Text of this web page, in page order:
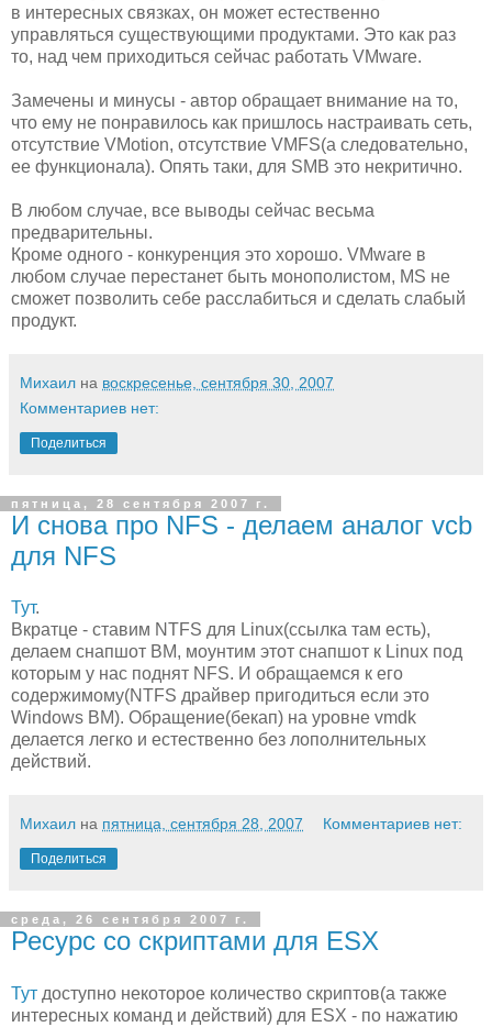
в интересных связках, он может естественно
управляться существующими продуктами. Это как раз
то, над чем приходиться сейчас работать VMware.
Замечены и минусы - автор обращает внимание на то,
что ему не понравилось как пришлось настраивать сеть,
отсутствие VMotion, отсутствие VMFS(а следовательно,
ее функционала). Опять таки, для SMB это некритично.
В любом случае, все выводы сейчас весьма
предварительны.
Кроме одного - конкуренция это хорошо. VMware в
любом случае перестанет быть монополистом, MS не
сможет позволить себе расслабиться и сделать слабый
продукт.
Михаил на воскресенье, сентября 30, 2007
Комментариев нет:
Поделиться
пятница, 28 сентября 2007 г.
И снова про NFS - делаем аналог vcb
для NFS
Тут.
Вкратце - ставим NTFS для Linux(ссылка там есть),
делаем снапшот ВМ, моунтим этот снапшот к Linux под
которым у нас поднят NFS. И обращаемся к его
содержимому(NTFS драйвер пригодиться если это
Windows ВМ). Обращение(бекап) на уровне vmdk
делается легко и естественно без лополнительных
действий.
Михаил на пятница, сентября 28, 2007 Комментариев нет:
Поделиться
среда, 26 сентября 2007 г.
Ресурс со скриптами для ESX
Тут доступно некоторое количество скриптов(а также
интересных команд и действий) для ESX - по нажатию